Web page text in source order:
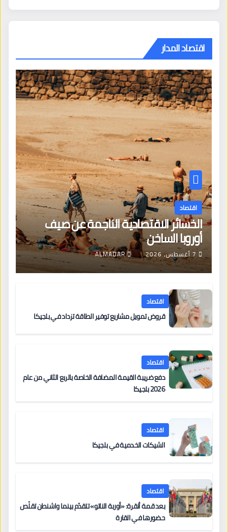
اقتصاد المدار
اقتصاد
الخسائر الاقتصادية الناجمة عن صيف
أوروبا الساخن
7 أغسطس، 2026 ALMADAR
اقتصاد
قروض تمويل مشاريع توفير الطاقة تزداد في بلجيكا
اقتصاد
دفع ضريبة القيمة المضافة الخاصة بالربع الثاني من عام
2026 بلجيكا
اقتصاد
الشيكات الخدمية في بلجيكا
اقتصاد
بعد قمة أنقرة: «أوربة الناتو» تتقدّم بينما واشنطن تقلّص
حضورها في القارة